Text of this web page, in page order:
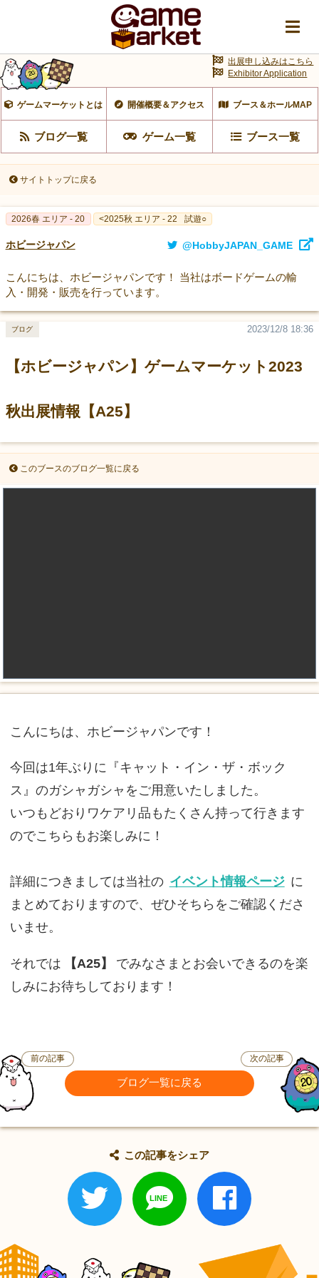
ゲームマーケットとは 開催概要＆アクセス ブース＆ホールMAP
ブログ一覧 ゲーム一覧 ブース一覧
出展申し込みはこちら
Exhibitor Application
サイトトップに戻る
2026春 エリア - 20 <2025秋 エリア - 22 試遊○
ホビージャパン @HobbyJAPAN_GAME
こんにちは、ホビージャパンです！ 当社はボードゲームの輸
入・開発・販売を行っています。
【ホビージャパン】ゲームマーケット2023
秋出展情報【A25】
2023/12/8 18:36
ブログ
このブースのブログ一覧に戻る
こんにちは、ホビージャパンです！
今回は1年ぶりに『キャット・イン・ザ・ボック
ス』のガシャガシャをご用意いたしました。
いつもどおりワケアリ品もたくさん持って行きます
のでこちらもお楽しみに！
詳細につきましては当社の イベント情報ページ に
まとめておりますので、ぜひそちらをご確認くださ
いませ。
それでは 【A25】
でみなさまとお会いできるのを楽
しみにお待ちしております！
前の記事
ブログ一覧に戻る
次の記事
この記事をシェア